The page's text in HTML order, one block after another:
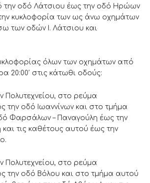
την οδό Λάτσιου έως την οδό Ηρώων
κυκλοφορία των ως άνω οχημάτων
των οδών Ι. Λάτσιου και
όλων των οχημάτων από
20:00′ στις κάτωθι οδούς:
Πολυτεχνείου, στο ρεύμα
την οδό Ιωαννίνων και στο τμήμα
Φαρσάλων – Παναγούλη έως την
τις καθέτους αυτού έως την
Πολυτεχνείου, στο ρεύμα
την οδό Βόλου και στο τμήμα αυτού